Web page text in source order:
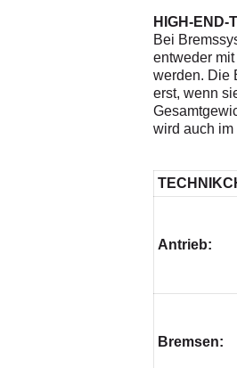
HIGH-END-
Bei
entweder
werden. Die
erst, wenn
wird auch im
Antrieb:
Bremsen: